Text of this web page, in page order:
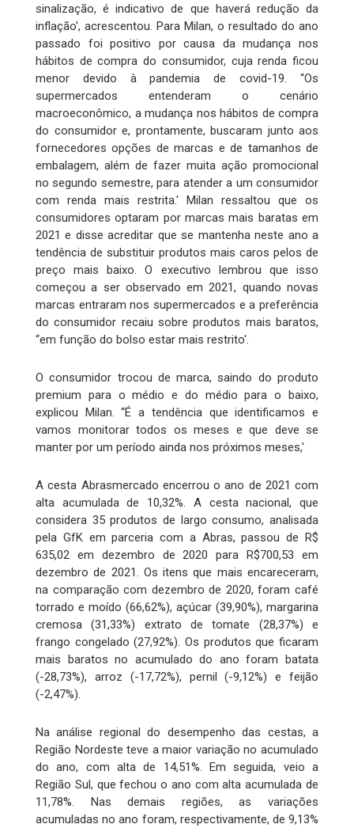
sinalização, é indicativo de que haverá redução da
inflação', acrescentou. Para Milan, o resultado do ano
passado foi positivo por causa da mudança nos
hábitos de compra do consumidor, cuja renda ficou
menor devido à pandemia de covid-19. “Os
supermercados entenderam o cenário
macroeconômico, a mudança nos hábitos de compra
do consumidor e, prontamente, buscaram junto aos
fornecedores opções de marcas e de tamanhos de
embalagem, além de fazer muita ação promocional
no segundo semestre, para atender a um consumidor
com renda mais restrita.' Milan ressaltou que os
consumidores optaram por marcas mais baratas em
2021 e disse acreditar que se mantenha neste ano a
tendência de substituir produtos mais caros pelos de
preço mais baixo. O executivo lembrou que isso
começou a ser observado em 2021, quando novas
marcas entraram nos supermercados e a preferência
do consumidor recaiu sobre produtos mais baratos,
“em função do bolso estar mais restrito'.
O consumidor trocou de marca, saindo do produto
premium para o médio e do médio para o baixo,
explicou Milan. “É a tendência que identificamos e
vamos monitorar todos os meses e que deve se
manter por um período ainda nos próximos meses,'
A cesta Abrasmercado encerrou o ano de 2021 com
alta acumulada de 10,32%. A cesta nacional, que
considera 35 produtos de largo consumo, analisada
pela GfK em parceria com a Abras, passou de R$
635,02 em dezembro de 2020 para R$700,53 em
dezembro de 2021. Os itens que mais encareceram,
na comparação com dezembro de 2020, foram café
torrado e moído (66,62%), açúcar (39,90%), margarina
cremosa (31,33%) extrato de tomate (28,37%) e
frango congelado (27,92%). Os produtos que ficaram
mais baratos no acumulado do ano foram batata
(-28,73%), arroz (-17,72%), pernil (-9,12%) e feijão
(-2,47%).
Na análise regional do desempenho das cestas, a
Região Nordeste teve a maior variação no acumulado
do ano, com alta de 14,51%. Em seguida, veio a
Região Sul, que fechou o ano com alta acumulada de
11,78%. Nas demais regiões, as variações
acumuladas no ano foram, respectivamente, de 9,13%